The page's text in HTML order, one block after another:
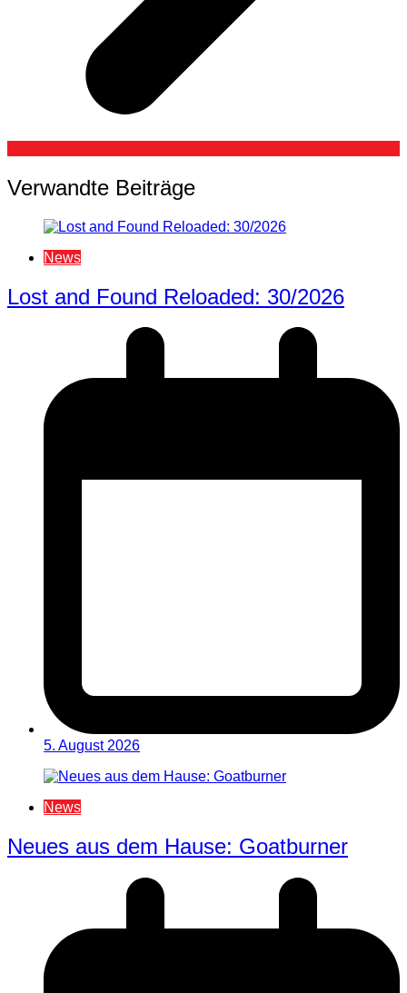
Verwandte Beiträge
News
Lost and Found Reloaded: 30/2026
5. August 2026
News
Neues aus dem Hause: Goatburner